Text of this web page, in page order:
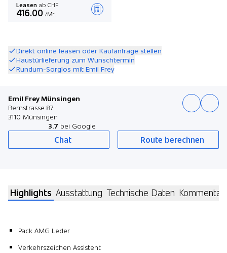
Leasen ab CHF
416.00 /Mt.
Direkt online leasen oder Kaufanfrage stellen
Haustürlieferung zum Wunschtermin
Rundum-Sorglos mit Emil Frey
Emil Frey Münsingen
Bernstrasse 87
3110 Münsingen
3.7 bei Google
Chat Route berechnen
Highlights Ausstattung Technische Daten Kommentar
Pack AMG Leder
Verkehrszeichen Assistent